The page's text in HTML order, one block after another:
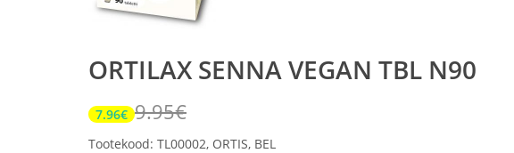
ORTILAX SENNA VEGAN TBL N90
7.96€ 9.95€
Tootekood: TL00002, ORTIS, BEL